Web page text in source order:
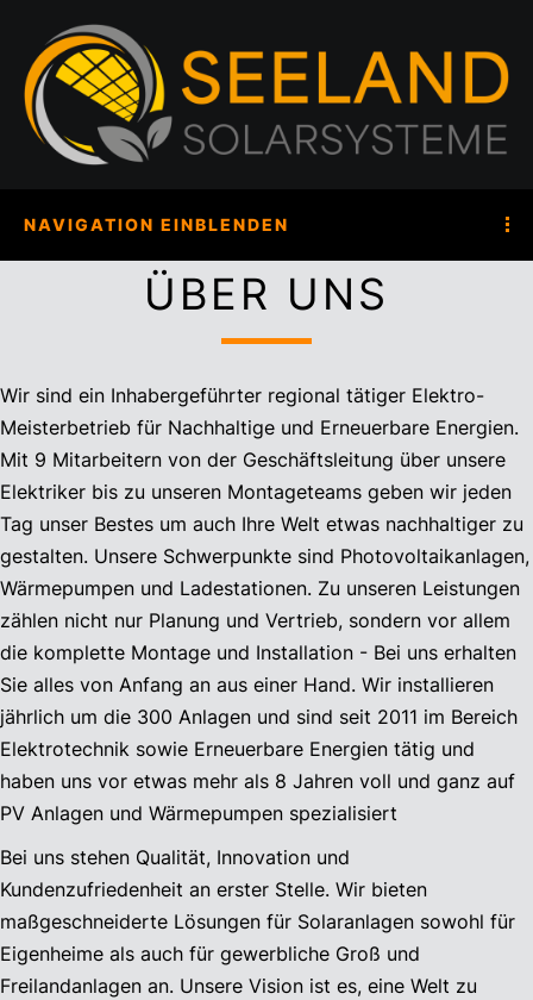
NAVIGATION EINBLENDEN
ÜBER UNS
Wir sind ein Inhabergeführter regional tätiger Elektro-
Meisterbetrieb für Nachhaltige und Erneuerbare Energien.
Mit 9 Mitarbeitern von der Geschäftsleitung über unsere
Elektriker bis zu unseren Montageteams geben wir jeden
Tag unser Bestes um auch Ihre Welt etwas nachhaltiger zu
gestalten. Unsere Schwerpunkte sind Photovoltaikanlagen,
Wärmepumpen und Ladestationen. Zu unseren Leistungen
zählen nicht nur Planung und Vertrieb, sondern vor allem
die komplette Montage und Installation - Bei uns erhalten
Sie alles von Anfang an aus einer Hand. Wir installieren
jährlich um die 300 Anlagen und sind seit 2011 im Bereich
Elektrotechnik sowie Erneuerbare Energien tätig und
haben uns vor etwas mehr als 8 Jahren voll und ganz auf
PV Anlagen und Wärmepumpen spezialisiert
Bei uns stehen Qualität, Innovation und
Kundenzufriedenheit an erster Stelle. Wir bieten
maßgeschneiderte Lösungen für Solaranlagen sowohl für
Eigenheime als auch für gewerbliche Groß und
Freilandanlagen an. Unsere Vision ist es, eine Welt zu